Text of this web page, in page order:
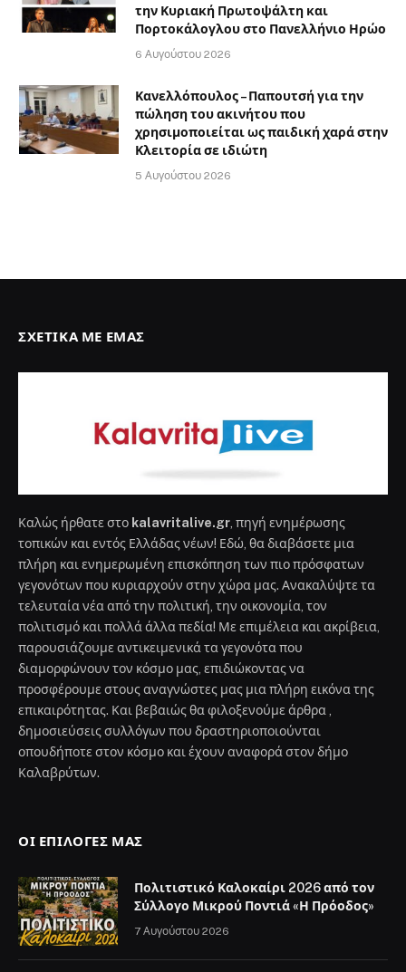
την Κυριακή Πρωτοψάλτη και
Πορτοκάλογλου στο Πανελλήνιο Ηρώο
6 Αυγούστου 2026
Κανελλόπουλος – Παπουτσή για την
πώληση του ακινήτου που
χρησιμοποιείται ως παιδική χαρά στην
Κλειτορία σε ιδιώτη
5 Αυγούστου 2026
ΣΧΕΤΙΚΆ ΜΕ ΕΜΆΣ
Καλώς ήρθατε στο kalavritalive.gr, πηγή ενημέρωσης
τοπικών και εντός Ελλάδας νέων! Εδώ, θα διαβάσετε μια
πλήρη και ενημερωμένη επισκόπηση των πιο πρόσφατων
γεγονότων που κυριαρχούν στην χώρα μας. Ανακαλύψτε τα
τελευταία νέα από την πολιτική, την οικονομία, τον
πολιτισμό και πολλά άλλα πεδία! Με επιμέλεια και ακρίβεια,
παρουσιάζουμε αντικειμενικά τα γεγονότα που
διαμορφώνουν τον κόσμο μας, επιδιώκοντας να
προσφέρουμε στους αναγνώστες μας μια πλήρη εικόνα της
επικαιρότητας. Και βεβαιώς θα φιλοξενούμε άρθρα ,
δημοσιεύσεις συλλόγων που δραστηριοποιούνται
οπουδήποτε στον κόσμο και έχουν αναφορά στον δήμο
Καλαβρύτων.
ΟΙ ΕΠΙΛΟΓΈΣ ΜΑΣ
Πολιτιστικό Καλοκαίρι 2026 από τον
Σύλλογο Μικρού Ποντιά «Η Πρόοδος»
7 Αυγούστου 2026